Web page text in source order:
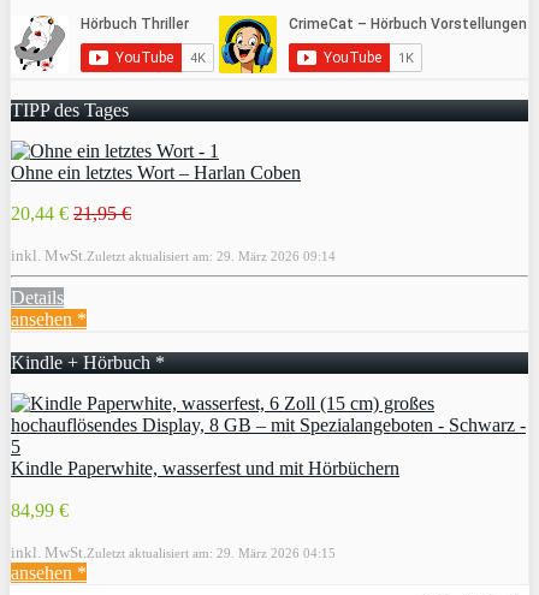
TIPP des Tages
Ohne ein letztes Wort – Harlan Coben
20,44 € 21,95 €
inkl. MwSt. Zuletzt aktualisiert am: 29. März 2026 09:14
Details
ansehen *
Kindle + Hörbuch *
Kindle Paperwhite, wasserfest und mit Hörbüchern
84,99 €
inkl. MwSt. Zuletzt aktualisiert am: 29. März 2026 04:15
ansehen *